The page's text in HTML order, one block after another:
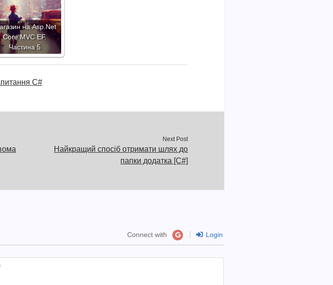
на Asp.Net
Core MVC EF.
Частина 5
C#
Next Post
Найкращий спосіб отримати шлях до
папки додатка [C#]
Connect with Login